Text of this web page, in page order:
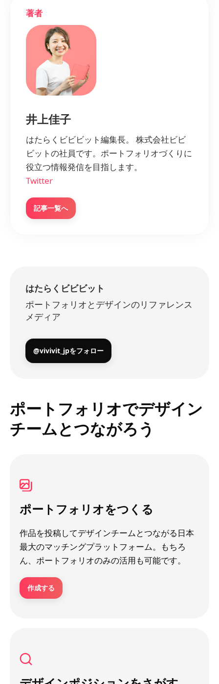
著者
井上佳子
はたらくビビビット編集長。 株式会社ビビ
ビットの社員です。ポートフォリオづくりに
役立つ情報発信を目指します。
Twitter
記事一覧へ
はたらくビビビット
ポートフォリオとデザインのリファレンス
メディア
@vivivit_jpをフォロー
ポートフォリオでデザイン
チームとつながろう
ポートフォリオをつくる
作品を投稿してデザインチームとつながる日本
最大のマッチングプラットフォーム。もちろ
ん、ポートフォリオのみの活用も可能です。
作成する